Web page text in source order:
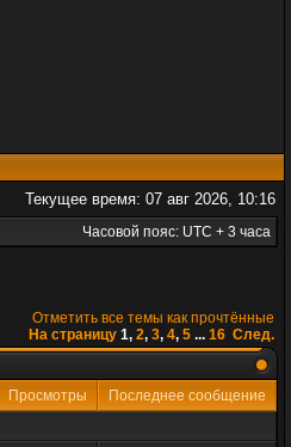
Текущее время: 07 авг 2026, 10:16
Часовой пояс: UTC + 3 часа
Отметить все темы как прочтённые
На страницу 1, 2, 3, 4, 5 ... 16 След.
Просмотры Последнее сообщение